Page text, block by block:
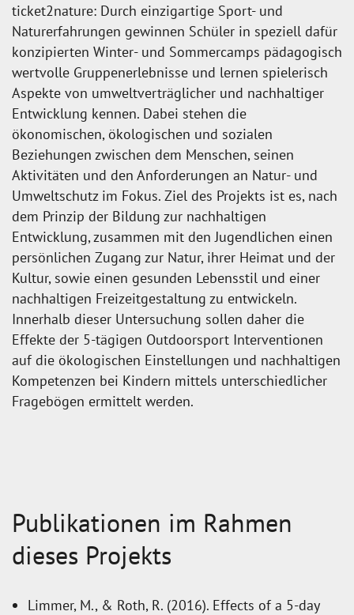
ticket2nature: Durch einzigartige Sport- und
Naturerfahrungen gewinnen Schüler in speziell dafür
konzipierten Winter- und Sommercamps pädagogisch
wertvolle Gruppenerlebnisse und lernen spielerisch
Aspekte von umweltverträglicher und nachhaltiger
Entwicklung kennen. Dabei stehen die
ökonomischen, ökologischen und sozialen
Beziehungen zwischen dem Menschen, seinen
Aktivitäten und den Anforderungen an Natur- und
Umweltschutz im Fokus. Ziel des Projekts ist es, nach
dem Prinzip der Bildung zur nachhaltigen
Entwicklung, zusammen mit den Jugendlichen einen
persönlichen Zugang zur Natur, ihrer Heimat und der
Kultur, sowie einen gesunden Lebensstil und einer
nachhaltigen Freizeitgestaltung zu entwickeln.
Innerhalb dieser Untersuchung sollen daher die
Effekte der 5-tägigen Outdoorsport Interventionen
auf die ökologischen Einstellungen und nachhaltigen
Kompetenzen bei Kindern mittels unterschiedlicher
Fragebögen ermittelt werden.
Publikationen im Rahmen
dieses Projekts
Limmer, M., & Roth, R. (2016). Effects of a 5-day